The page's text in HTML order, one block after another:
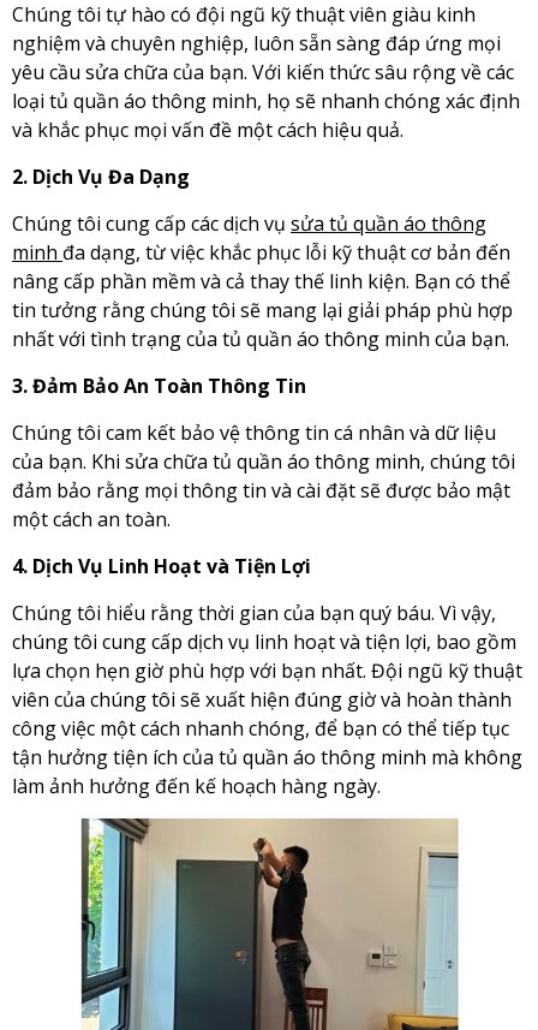
Chúng tôi tự hào có đội ngũ kỹ thuật viên giàu kinh
nghiệm và chuyên nghiệp, luôn sẵn sàng đáp ứng mọi
yêu cầu sửa chữa của bạn. Với kiến thức sâu rộng về các
loại tủ quần áo thông minh, họ sẽ nhanh chóng xác định
và khắc phục mọi vấn đề một cách hiệu quả.
2. Dịch Vụ Đa Dạng
Chúng tôi cung cấp các dịch vụ sửa tủ quần áo thông
minh đa dạng, từ việc khắc phục lỗi kỹ thuật cơ bản đến
nâng cấp phần mềm và cả thay thế linh kiện. Bạn có thể
tin tưởng rằng chúng tôi sẽ mang lại giải pháp phù hợp
nhất với tình trạng của tủ quần áo thông minh của bạn.
3. Đảm Bảo An Toàn Thông Tin
Chúng tôi cam kết bảo vệ thông tin cá nhân và dữ liệu
của bạn. Khi sửa chữa tủ quần áo thông minh, chúng tôi
đảm bảo rằng mọi thông tin và cài đặt sẽ được bảo mật
một cách an toàn.
4. Dịch Vụ Linh Hoạt và Tiện Lợi
Chúng tôi hiểu rằng thời gian của bạn quý báu. Vì vậy,
chúng tôi cung cấp dịch vụ linh hoạt và tiện lợi, bao gồm
lựa chọn hẹn giờ phù hợp với bạn nhất. Đội ngũ kỹ thuật
viên của chúng tôi sẽ xuất hiện đúng giờ và hoàn thành
công việc một cách nhanh chóng, để bạn có thể tiếp tục
tận hưởng tiện ích của tủ quần áo thông minh mà không
làm ảnh hưởng đến kế hoạch hàng ngày.